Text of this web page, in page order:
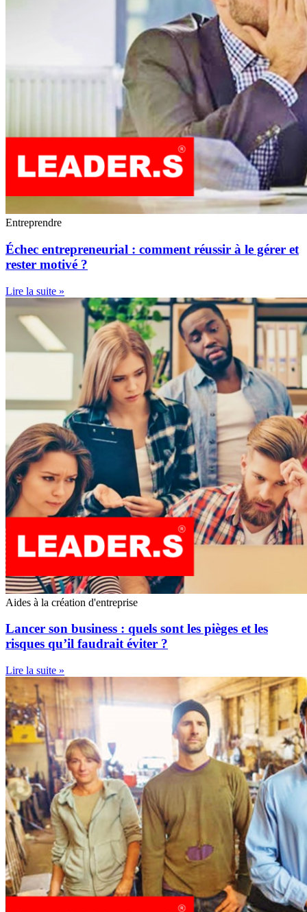
Entreprendre
Échec entrepreneurial : comment réussir à le gérer et
rester motivé ?
Lire la suite »
Aides à la création d'entreprise
Lancer son business : quels sont les pièges et les
risques qu’il faudrait éviter ?
Lire la suite »